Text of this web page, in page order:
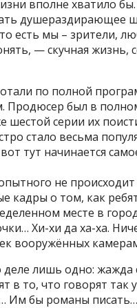
вполне хватило
душераздирающее
есть мы – зрители,
— скучная жизнь,
по полной
был в
шестой серии их
стало весьма
тут начинается
не
кадры о том, как
месте в
Хи-хи да ха-ха.
вооружённых
лишь одно: жажда
в то, что говорят так
Им бы романы писать…